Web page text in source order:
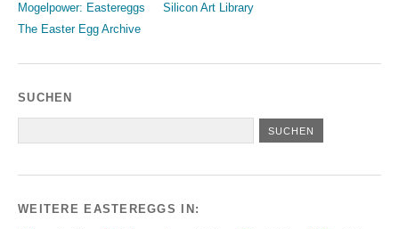
Mogelpower: Eastereggs
Silicon Art Library
The Easter Egg Archive
SUCHEN
WEITERE EASTEREGGS IN: